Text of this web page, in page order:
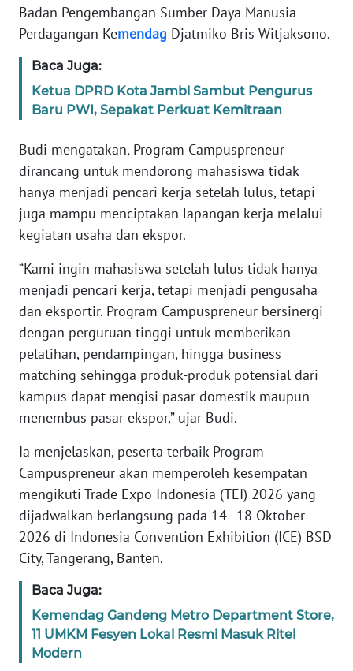
Badan Pengembangan Sumber Daya Manusia
Perdagangan Kemendag Djatmiko Bris Witjaksono.
Baca Juga:
Ketua DPRD Kota Jambi Sambut Pengurus
Baru PWI, Sepakat Perkuat Kemitraan
Budi mengatakan, Program Campuspreneur
dirancang untuk mendorong mahasiswa tidak
hanya menjadi pencari kerja setelah lulus, tetapi
juga mampu menciptakan lapangan kerja melalui
kegiatan usaha dan ekspor.
“Kami ingin mahasiswa setelah lulus tidak hanya
menjadi pencari kerja, tetapi menjadi pengusaha
dan eksportir. Program Campuspreneur bersinergi
dengan perguruan tinggi untuk memberikan
pelatihan, pendampingan, hingga business
matching sehingga produk-produk potensial dari
kampus dapat mengisi pasar domestik maupun
menembus pasar ekspor,” ujar Budi.
Ia menjelaskan, peserta terbaik Program
Campuspreneur akan memperoleh kesempatan
mengikuti Trade Expo Indonesia (TEI) 2026 yang
dijadwalkan berlangsung pada 14–18 Oktober
2026 di Indonesia Convention Exhibition (ICE) BSD
City, Tangerang, Banten.
Baca Juga:
Kemendag Gandeng Metro Department Store,
11 UMKM Fesyen Lokal Resmi Masuk Ritel
Modern
KARIR
DISCLAIMER
Wahana
WN
WN
JAKARTA
WN
JABAR
WN
BANTEN
WN
NTT
WN
KEPRI
WN
PAPUA
PAPUA
BARAT
WN